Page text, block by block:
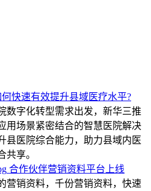
何快速有效提升县域医疗水平?
数字化转型需求出发，新华三推
用场景紧密结合的智慧医院解决
县医院综合能力，助力县域内医
共享。
合作伙伴营销资料平台上线
营销资料，千份营销资料，快速